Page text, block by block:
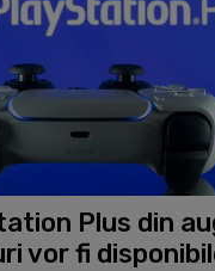
Plus din
vor fi